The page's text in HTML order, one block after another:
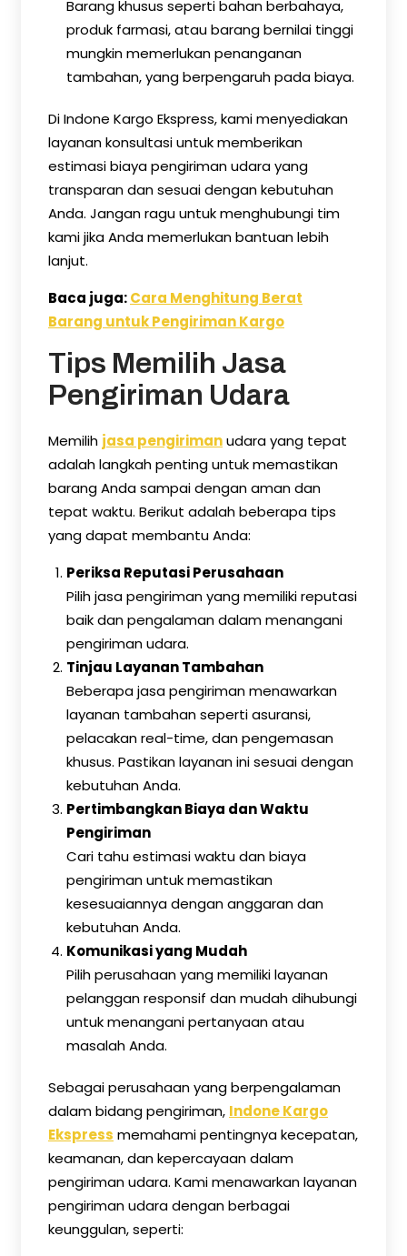
Barang khusus seperti bahan berbahaya,
produk farmasi, atau barang bernilai tinggi
mungkin memerlukan penanganan
tambahan, yang berpengaruh pada biaya.
Di Indone Kargo Ekspress, kami menyediakan
layanan konsultasi untuk memberikan
estimasi biaya pengiriman udara yang
transparan dan sesuai dengan kebutuhan
Anda. Jangan ragu untuk menghubungi tim
kami jika Anda memerlukan bantuan lebih
lanjut.
Baca juga:Cara Menghitung Berat
Barang untuk Pengiriman Kargo
Tips Memilih Jasa
Pengiriman Udara
Memilih jasa pengirimanudara yang tepat
adalah langkah penting untuk memastikan
barang Anda sampai dengan aman dan
tepat waktu. Berikut adalah beberapa tips
yang dapat membantu Anda:
Periksa Reputasi Perusahaan
Pilih jasa pengiriman yang memiliki reputasi
baik dan pengalaman dalam menangani
pengiriman udara.
Tinjau Layanan Tambahan
Beberapa jasa pengiriman menawarkan
layanan tambahan seperti asuransi,
pelacakan real-time, dan pengemasan
khusus. Pastikan layanan ini sesuai dengan
kebutuhan Anda.
Pertimbangkan Biaya dan Waktu
Pengiriman
Cari tahu estimasi waktu dan biaya
pengiriman untuk memastikan
kesesuaiannya dengan anggaran dan
kebutuhan Anda.
Komunikasi yang Mudah
Pilih perusahaan yang memiliki layanan
pelanggan responsif dan mudah dihubungi
untuk menangani pertanyaan atau
masalah Anda.
Sebagai perusahaan yang berpengalaman
dalam bidang pengiriman, Indone Kargo
Ekspress memahami pentingnya kecepatan,
keamanan, dan kepercayaan dalam
pengiriman udara. Kami menawarkan layanan
pengiriman udara dengan berbagai
keunggulan, seperti: